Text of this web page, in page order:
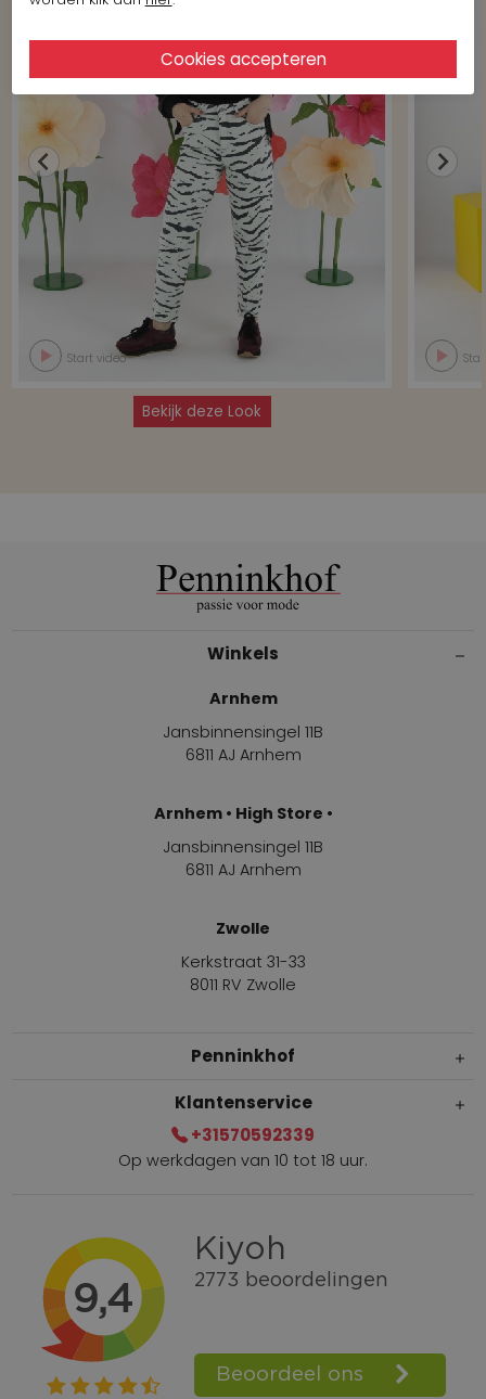
Start video
Bekijk deze Look
Winkels
Arnhem
Jansbinnensingel 11B
6811 AJ Arnhem
Arnhem • High Store •
Jansbinnensingel 11B
6811 AJ Arnhem
Zwolle
Kerkstraat 31-33
8011 RV Zwolle
Penninkhof
Gratis verzending vanaf € 100,=
Bel +31570592339
Spaarpunten
Shop the Look
Telefonisch bestellen ook mogelijk
Klantenservice
+31570592339
Op werkdagen van 10 tot 18 uur.